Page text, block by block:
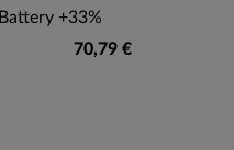
Battery +33%
70,79 €